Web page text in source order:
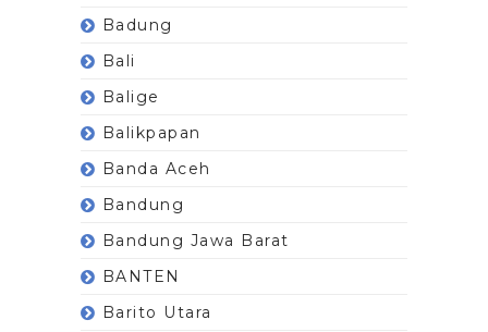
Badung
Bali
Balige
Balikpapan
Banda Aceh
Bandung
Bandung Jawa Barat
BANTEN
Barito Utara